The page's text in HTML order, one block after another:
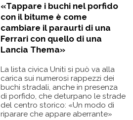
«Tappare i buchi nel porfido
con il bitume è come
cambiare il paraurti di una
Ferrari con quello di una
Lancia Thema»
La lista civica Uniti si può va alla
carica sui numerosi rappezzi dei
buchi stradali, anche in presenza
di porfido, che deturpano le strade
del centro storico: «Un modo di
riparare che appare aberrante»